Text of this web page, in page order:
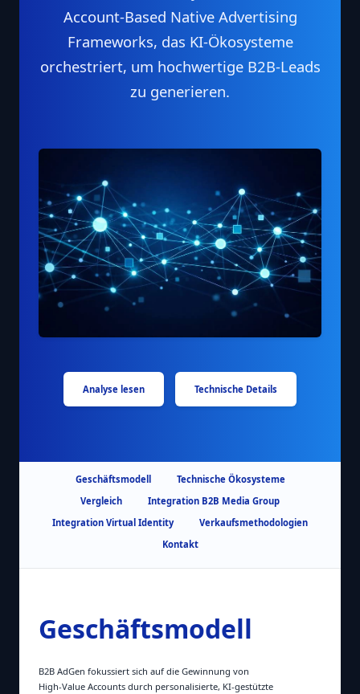
Account‑Based Native Advertising
Frameworks, das KI‑Ökosysteme
orchestriert, um hochwertige B2B‑Leads
zu generieren.
Analyse lesen Technische Details
Geschäftsmodell
Technische Ökosysteme
Vergleich
Integration B2B Media Group
Integration Virtual Identity
Verkaufsmethodologien
Kontakt
Geschäftsmodell
B2B AdGen fokussiert sich auf die Gewinnung von
High‑Value Accounts durch personalisierte, KI‑gestützte